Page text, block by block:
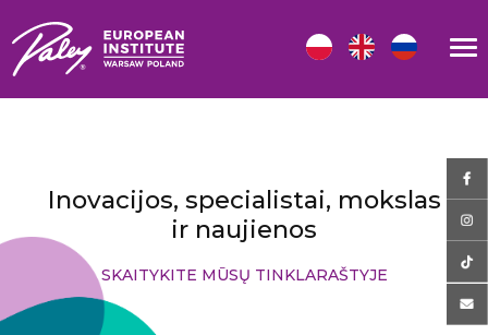
Inovacijos, specialistai, mokslas
ir naujienos
SKAITYKITE MŪSŲ TINKLARAŠTYJE